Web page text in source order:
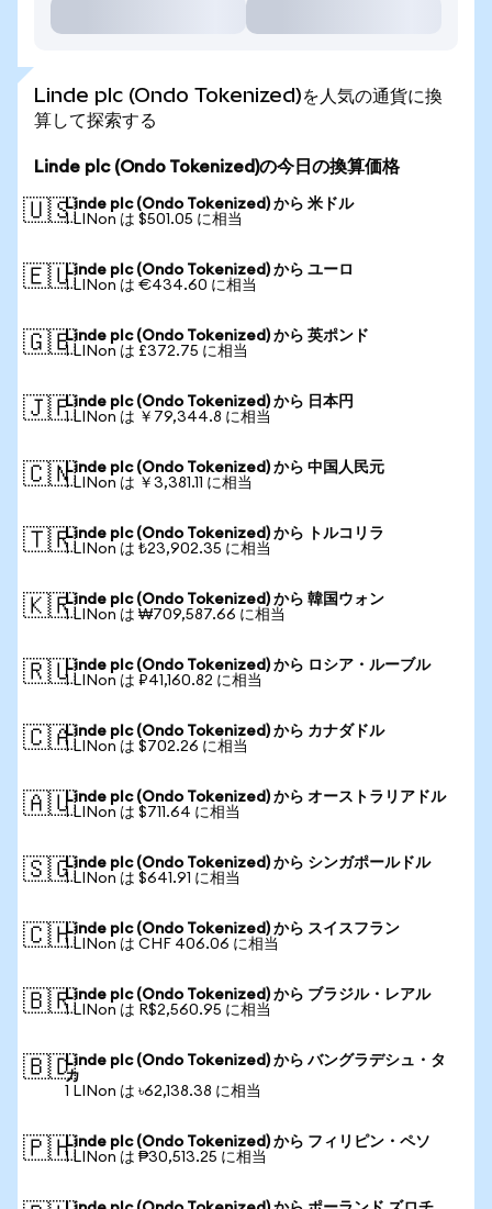
Linde plc (Ondo Tokenized)を人気の通貨に換
算して探索する
Linde plc (Ondo Tokenized)の今日の換算価格
🇺🇸Linde plc (Ondo Tokenized) から 米ドル
1 LINon は $501.05 に相当
🇪🇺Linde plc (Ondo Tokenized) から ユーロ
1 LINon は €434.60 に相当
🇬🇧Linde plc (Ondo Tokenized) から 英ポンド
1 LINon は £372.75 に相当
🇯🇵Linde plc (Ondo Tokenized) から 日本円
1 LINon は ￥79,344.8 に相当
🇨🇳Linde plc (Ondo Tokenized) から 中国人民元
1 LINon は ￥3,381.11 に相当
🇹🇷Linde plc (Ondo Tokenized) から トルコリラ
1 LINon は ₺23,902.35 に相当
🇰🇷Linde plc (Ondo Tokenized) から 韓国ウォン
1 LINon は ₩709,587.66 に相当
🇷🇺Linde plc (Ondo Tokenized) から ロシア・ルーブル
1 LINon は ₽41,160.82 に相当
🇨🇦Linde plc (Ondo Tokenized) から カナダドル
1 LINon は $702.26 に相当
🇦🇺Linde plc (Ondo Tokenized) から オーストラリアドル
1 LINon は $711.64 に相当
🇸🇬Linde plc (Ondo Tokenized) から シンガポールドル
1 LINon は $641.91 に相当
🇨🇭Linde plc (Ondo Tokenized) から スイスフラン
1 LINon は CHF 406.06 に相当
🇧🇷Linde plc (Ondo Tokenized) から ブラジル・レアル
1 LINon は R$2,560.95 に相当
🇧🇩Linde plc (Ondo Tokenized) から バングラデシュ・タ
カ
1 LINon は ৳62,138.38 に相当
🇵🇭Linde plc (Ondo Tokenized) から フィリピン・ペソ
1 LINon は ₱30,513.25 に相当